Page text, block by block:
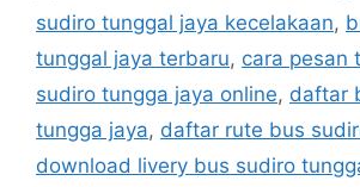
sudiro tunggal jaya kecelakaan,
tunggal jaya terbaru, cara pesan
sudiro tungga jaya online, daftar
tungga jaya, daftar rute bus
download livery bus sudiro